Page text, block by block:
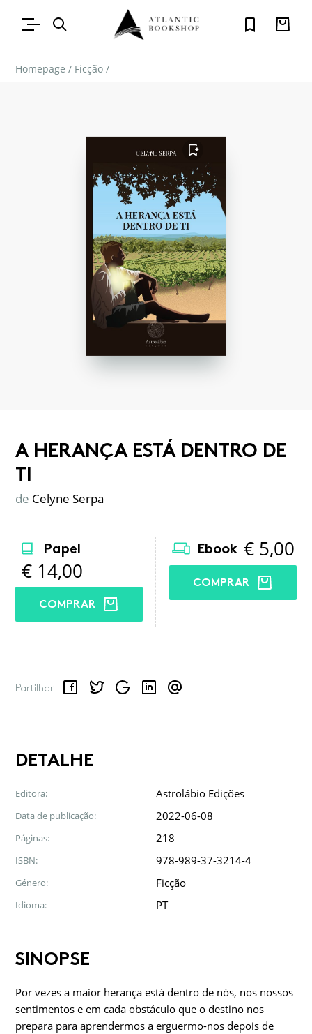
Homepage / Ficção /
FAVORITO
A HERANÇA ESTÁ DENTRO DE
TI
de Celyne Serpa
Papel
€ 14,00
COMPRAR
Ebook € 5,00
COMPRAR
Partilhar
FacebookTwitterGoogle LinkedInEmail
DETALHE
Editora: Astrolábio Edições
Data de publicação: 2022-06-08
Páginas: 218
ISBN: 978-989-37-3214-4
Género: Ficção
Idioma: PT
SINOPSE
Por vezes a maior herança está dentro de nós, nos nossos
sentimentos e em cada obstáculo que o destino nos
prepara para aprendermos a erguermo-nos depois de